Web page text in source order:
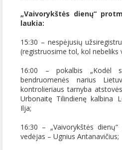
„Vaivorykštės dienų“
laukia:
15:30 – nespėjusių
(registruosime tol, kol nebeliks
16:00 – pokalbis „Kodėl
bendruomenės narius
kontrolieriaus tarnyba
Urbonaitę Tilindienę kalbina
Ilja;
16:30 – „Vaivorykštės
vedėjas – Ugnius Antanavičius;